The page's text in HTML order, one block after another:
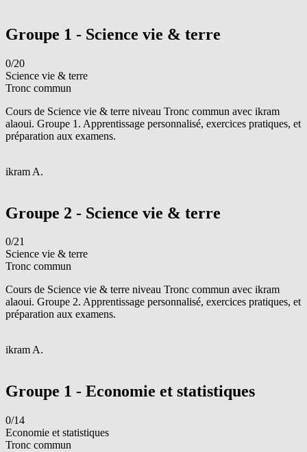
Groupe 1 - Science vie & terre
0/20
Science vie & terre
Tronc commun
Cours de Science vie & terre niveau Tronc commun avec ikram
alaoui. Groupe 1. Apprentissage personnalisé, exercices pratiques, et
préparation aux examens.
ikram A.
Groupe 2 - Science vie & terre
0/21
Science vie & terre
Tronc commun
Cours de Science vie & terre niveau Tronc commun avec ikram
alaoui. Groupe 2. Apprentissage personnalisé, exercices pratiques, et
préparation aux examens.
ikram A.
Groupe 1 - Economie et statistiques
0/14
Economie et statistiques
Tronc commun